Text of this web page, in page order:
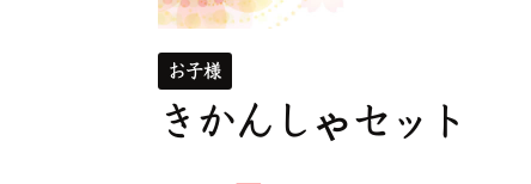
お子様
きかんしゃセット